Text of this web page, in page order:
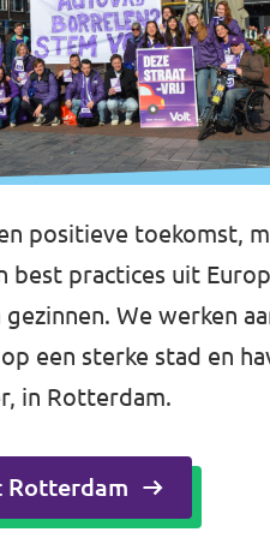
positieve toekomst,
best practices uit
We werken
een sterke stad en
in Rotterdam.
Rotterdam